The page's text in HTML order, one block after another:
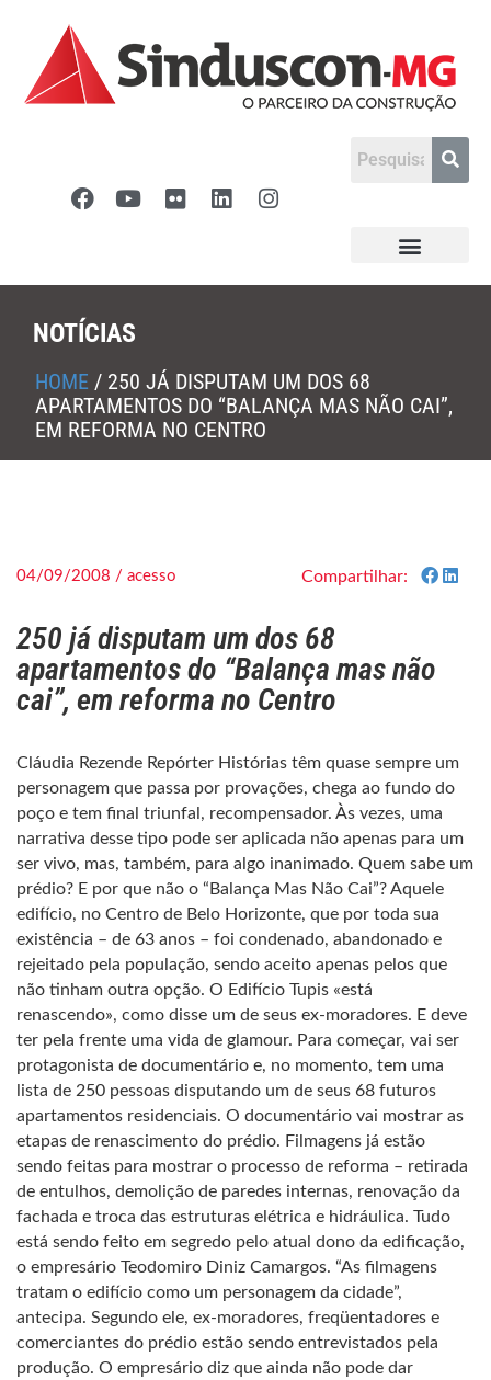
NOTÍCIAS
HOME / 250 JÁ DISPUTAM UM DOS 68
APARTAMENTOS DO “BALANÇA MAS NÃO CAI”,
EM REFORMA NO CENTRO
04/09/2008 / acesso Compartilhar:
250 já disputam um dos 68
apartamentos do “Balança mas não
cai”, em reforma no Centro
Cláudia Rezende Repórter Histórias têm quase sempre um
personagem que passa por provações, chega ao fundo do
poço e tem final triunfal, recompensador. Às vezes, uma
narrativa desse tipo pode ser aplicada não apenas para um
ser vivo, mas, também, para algo inanimado. Quem sabe um
prédio? E por que não o “Balança Mas Não Cai”? Aquele
edifício, no Centro de Belo Horizonte, que por toda sua
existência – de 63 anos – foi condenado, abandonado e
rejeitado pela população, sendo aceito apenas pelos que
não tinham outra opção. O Edifício Tupis «está
renascendo», como disse um de seus ex-moradores. E deve
ter pela frente uma vida de glamour. Para começar, vai ser
protagonista de documentário e, no momento, tem uma
lista de 250 pessoas disputando um de seus 68 futuros
apartamentos residenciais. O documentário vai mostrar as
etapas de renascimento do prédio. Filmagens já estão
sendo feitas para mostrar o processo de reforma – retirada
de entulhos, demolição de paredes internas, renovação da
fachada e troca das estruturas elétrica e hidráulica. Tudo
está sendo feito em segredo pelo atual dono da edificação,
o empresário Teodomiro Diniz Camargos. “As filmagens
tratam o edifício como um personagem da cidade”,
antecipa. Segundo ele, ex-moradores, freqüentadores e
comerciantes do prédio estão sendo entrevistados pela
produção. O empresário diz que ainda não pode dar